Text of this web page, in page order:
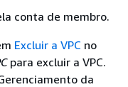
conta de membro.
Excluir a VPC no
para excluir a VPC.
da